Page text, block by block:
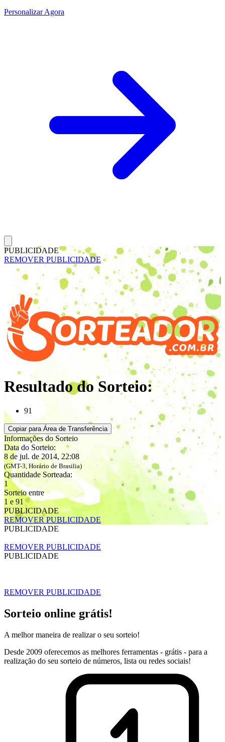
Personalizar Agora
PUBLICIDADE
REMOVER PUBLICIDADE
Resultado do Sorteio:
91
Copiar para Área de Transferência
Informações do Sorteio
Data do Sorteio:
8 de jul. de 2014, 22:08
(GMT-3, Horário de Brasilia)
Quantidade Sorteada:
1
Sorteio entre
1 e 91
PUBLICIDADE
REMOVER PUBLICIDADE
PUBLICIDADE
REMOVER PUBLICIDADE
PUBLICIDADE
REMOVER PUBLICIDADE
Sorteio online grátis!
A melhor maneira de realizar o seu sorteio!
Desde 2009 oferecemos as melhores ferramentas - grátis - para a
realização do seu sorteio de números, lista ou redes sociais!